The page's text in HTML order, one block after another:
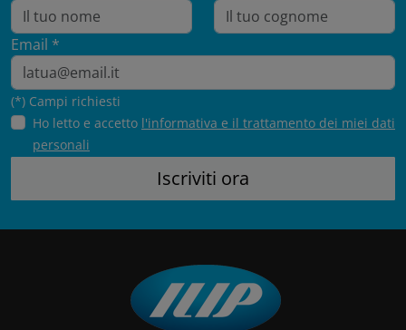
Email *
(*) Campi richiesti
Ho letto e accetto l'informativa e il trattamento dei miei dati
personali